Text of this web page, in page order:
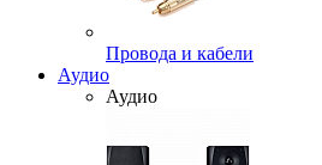
Провода и кабели
Аудио
Аудио